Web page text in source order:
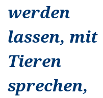
werden
lassen, mit
Tieren
sprechen,